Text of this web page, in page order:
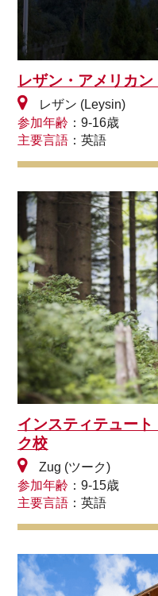
レザン・アメリカ
レザン (Leysin)
参加年齢 ：9-16歳
主要言語 ：英語
インスティテュー
ク校
Zug (ツーク)
参加年齢 ：9-15歳
主要言語 ：英語